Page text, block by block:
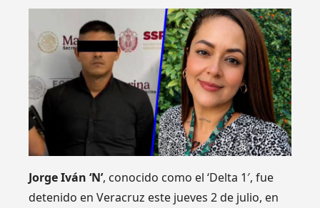
Jorge Iván ‘N’, conocido como el ‘Delta 1′, fue
detenido en Veracruz este jueves 2 de julio, en